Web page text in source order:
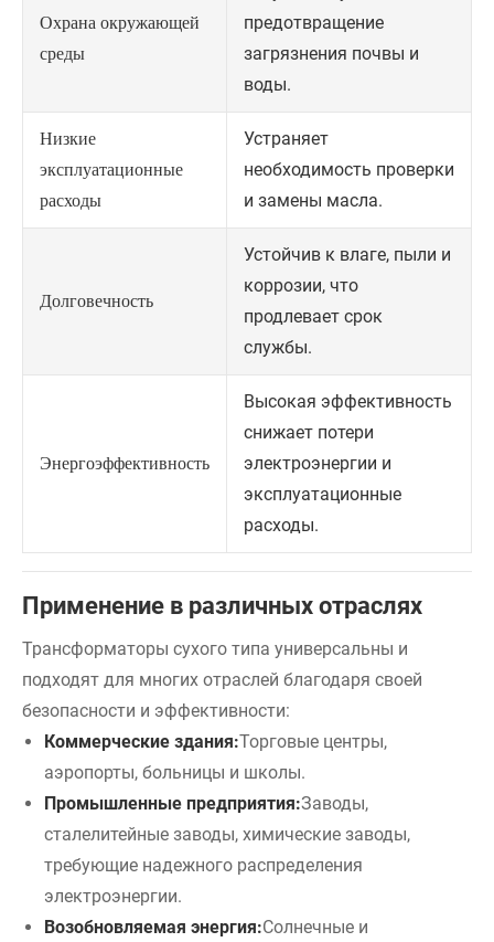
Охрана окружающей
среды
предотвращение
загрязнения почвы и
воды.
Низкие
эксплуатационные
расходы
Устраняет
необходимость проверки
и замены масла.
Долговечность
Устойчив к влаге, пыли и
коррозии, что
продлевает срок
службы.
Энергоэффективность
Высокая эффективность
снижает потери
электроэнергии и
эксплуатационные
расходы.
Применение в различных отраслях
Трансформаторы сухого типа универсальны и
подходят для многих отраслей благодаря своей
безопасности и эффективности:
Коммерческие здания:Торговые центры,
аэропорты, больницы и школы.
Промышленные предприятия:Заводы,
сталелитейные заводы, химические заводы,
требующие надежного распределения
электроэнергии.
Возобновляемая энергия:Солнечные и